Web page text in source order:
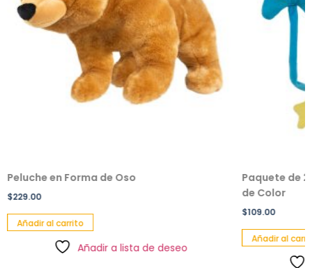
Peluche en Forma de Oso
$229.00
Añadir al carrito
Añadir a lista de deseo
Paquete de
de Color
$109.00
Añadir al